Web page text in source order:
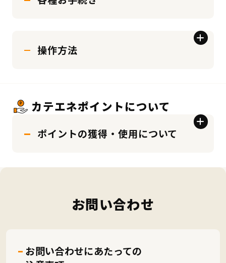
操作方法
カテエネポイントについて
ポイントの獲得・使用について
お問い合わせ
お問い合わせにあたっての